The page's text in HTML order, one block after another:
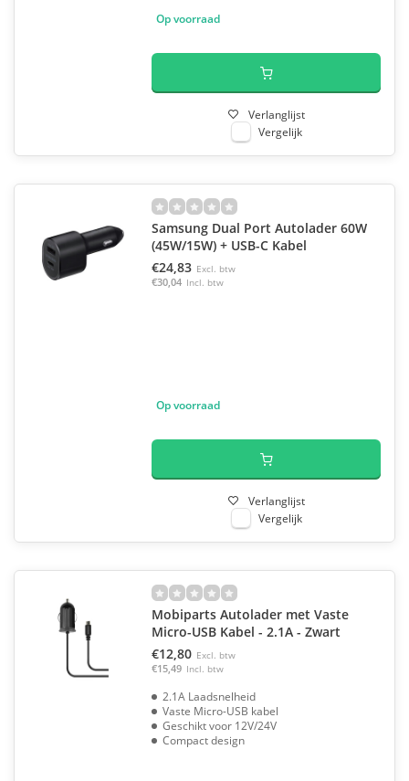
Op voorraad
Verlanglijst
Vergelijk
Samsung Dual Port Autolader 60W
(45W/15W) + USB-C Kabel
€24,83 Excl. btw
€30,04 Incl. btw
Op voorraad
Verlanglijst
Vergelijk
Mobiparts Autolader met Vaste
Micro-USB Kabel - 2.1A - Zwart
€12,80 Excl. btw
€15,49 Incl. btw
2.1A Laadsnelheid
Vaste Micro-USB kabel
Geschikt voor 12V/24V
Compact design